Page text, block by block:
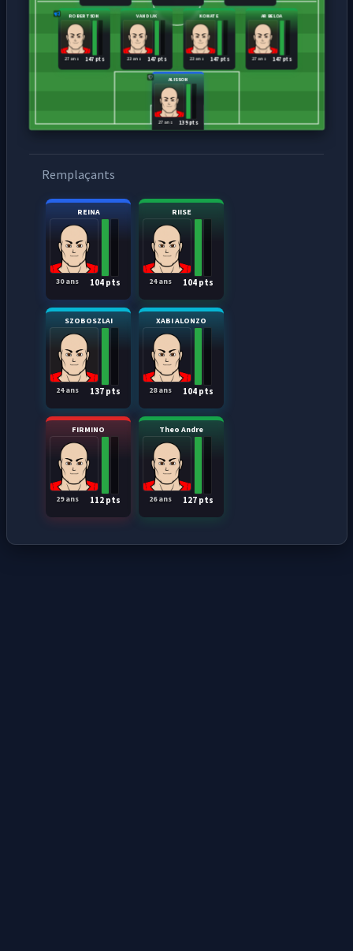
ALISSON
139 pts
27 ans
ROBERTSON
147 pts
27 ans
VAN DIJK
147 pts
23 ans
KONATE
147 pts
23 ans
ARBELOA
147 pts
27 ans
Remplaçants
REINA
104 pts
30 ans
RIISE
104 pts
24 ans
SZOBOSZLAI
137 pts
24 ans
XABI ALONZO
104 pts
28 ans
FIRMINO
112 pts
29 ans
Theo Andre
127 pts
26 ans